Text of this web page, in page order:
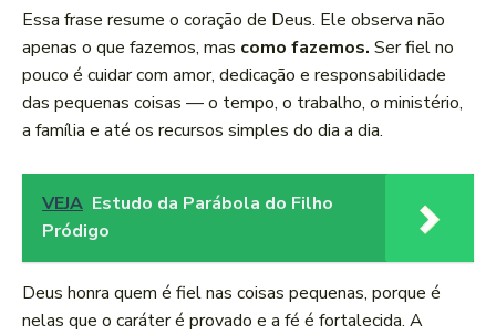
Essa frase resume o coração de Deus. Ele observa não
apenas o que fazemos, mas como fazemos. Ser fiel no
pouco é cuidar com amor, dedicação e responsabilidade
das pequenas coisas — o tempo, o trabalho, o ministério,
a família e até os recursos simples do dia a dia.
VEJA Estudo da Parábola do Filho
Pródigo
Deus honra quem é fiel nas coisas pequenas, porque é
nelas que o caráter é provado e a fé é fortalecida. A